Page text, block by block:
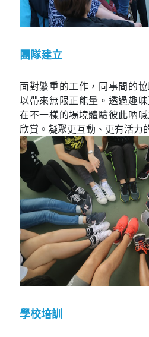
團隊建立
面對繁重的工作，同事間的
以帶來無限正能量。透過趣
在不一樣的場境體驗彼此吶
欣賞。凝聚更互動、更有活力
學校培訓